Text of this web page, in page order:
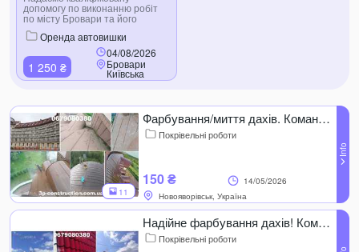
допомогу по виконанню робіт
по місту Бровари та його
району ліктьовою автовишкою
АГП-18 з максимальною
висотою підіймання люльки - 18
м. Автовишкою керує машиніст
з великим досвідом роботи.
Мінімальне замовлення - 4 год.
телефона.
Оренда автовишки
1 250 ₴
04/08/2026
Бровари
Київська
область,
11
Фарбування/миття дахів. Команда професіоналів! Фарбування шифера
Покрівельні роботи
150 ₴
14/05/2026
Новояворівськ, Україна
Надійне фарбування дахів! Команда професіоналів! Миття дахів
Покрівельні роботи